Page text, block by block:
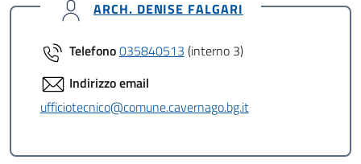
ARCH. DENISE FALGARI
Telefono035840513 (interno 3)
Indirizzo email
ufficiotecnico@comune.cavernago.bg.it